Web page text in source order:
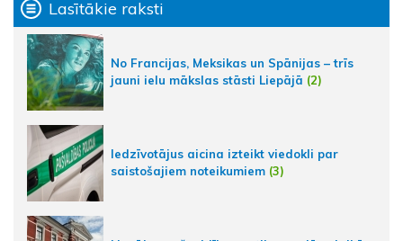
Lasītākie raksti
No Francijas, Meksikas un Spānijas – trīs
jauni ielu mākslas stāsti Liepājā (2)
Iedzīvotājus aicina izteikt viedokli par
saistošajiem noteikumiem (3)